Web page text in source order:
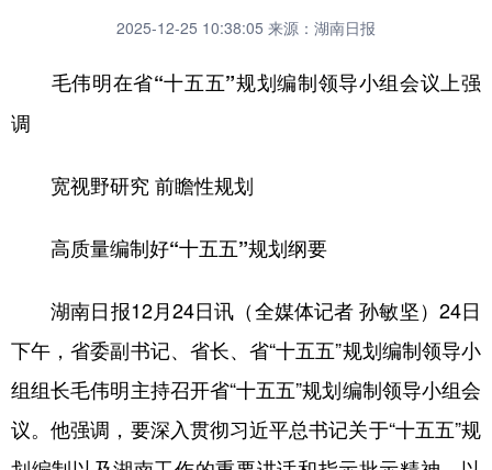
2025-12-25 10:38:05 来源：湖南日报
毛伟明在省“十五五”规划编制领导小组会议上强
调
宽视野研究 前瞻性规划
高质量编制好“十五五”规划纲要
湖南日报12月24日讯（全媒体记者 孙敏坚）24日
下午，省委副书记、省长、省“十五五”规划编制领导小
组组长毛伟明主持召开省“十五五”规划编制领导小组会
议。他强调，要深入贯彻习近平总书记关于“十五五”规